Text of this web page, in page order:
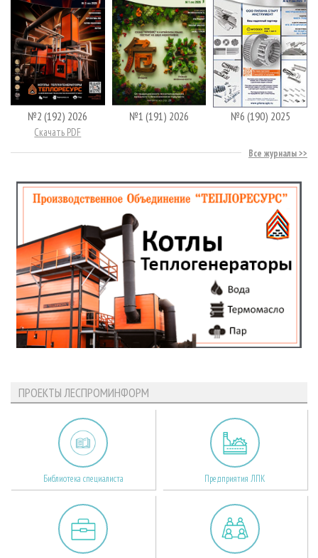
№2 (192) 2026
Скачать PDF
№1 (191) 2026 №6 (190) 2025
Все журналы
ПРОЕКТЫ ЛЕСПРОМИНФОРМ
Библиотека специалиста Предприятия ЛПК